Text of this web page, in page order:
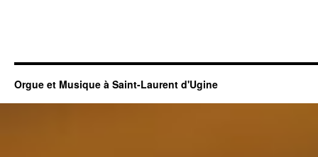
Orgue et Musique à Saint-Laurent d'Ugine